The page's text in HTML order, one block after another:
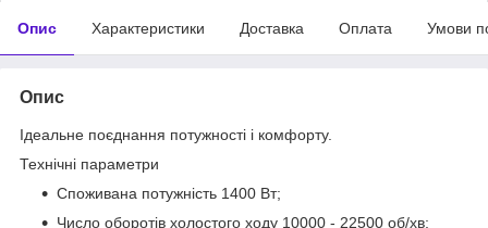
Опис Характеристики Доставка Оплата Умови
Опис
Ідеальне поєднання потужності і комфорту.
Технічні параметри
Споживана потужність 1400 Вт;
Число оборотів холостого ходу 10000 - 22500 об/хв;